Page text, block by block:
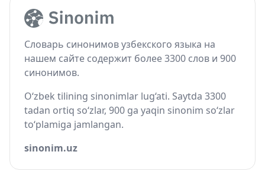
Словарь синонимов узбекского языка на
нашем сайте содержит более 3300 слов и 900
синонимов.
O‘zbek tilining sinonimlar lug‘ati. Saytda 3300
tadan ortiq so‘zlar, 900 ga yaqin sinonim so‘zlar
to‘plamiga jamlangan.
sinonim.uz